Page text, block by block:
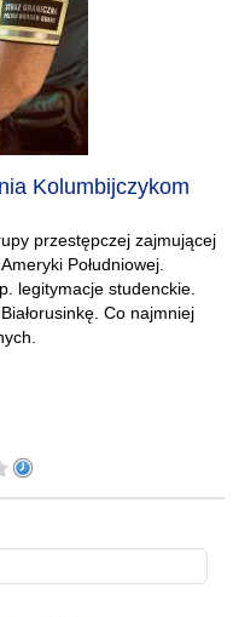
Kolumbijczykom
przestępczej zajmującej
Południowej.
legitymacje studenckie.
Co najmniej